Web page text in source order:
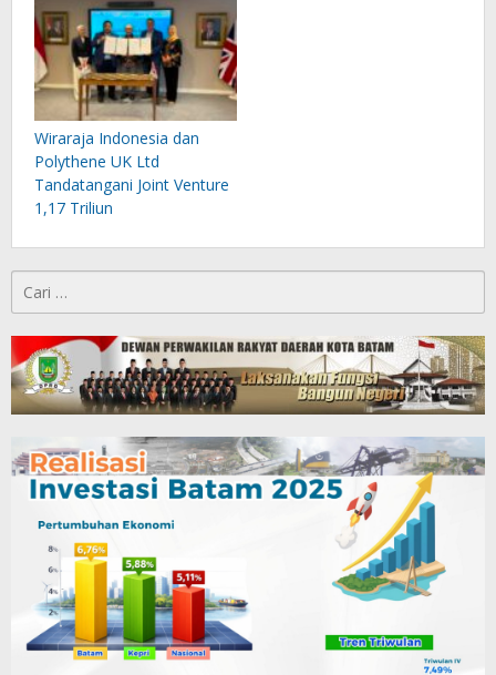
Wiraraja Indonesia dan
Polythene UK Ltd
Tandatangani Joint Venture
1,17 Triliun
untuk: